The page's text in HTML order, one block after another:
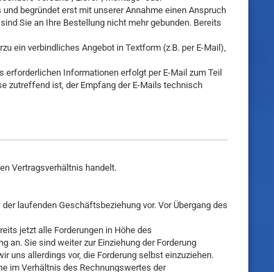
begründet erst mit unserer Annahme einen Anspruch
Sie an Ihre Bestellung nicht mehr gebunden. Bereits
ein verbindliches Angebot in Textform (z.B. per E-Mail),
Informationen erfolgt per E-Mail zum Teil
zutreffend ist, der Empfang der E-Mails technisch
Vertragsverhältnis handelt.
laufenden Geschäftsbeziehung vor. Vor Übergang des
jetzt alle Forderungen in Höhe des
an. Sie sind weiter zur Einziehung der Forderung
uns allerdings vor, die Forderung selbst einzuziehen.
im Verhältnis des Rechnungswertes der